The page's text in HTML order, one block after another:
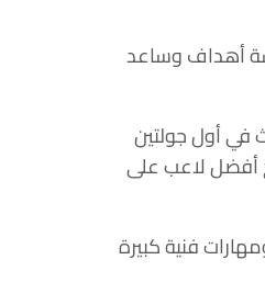
الايطالي في 2016 وأحرز له خمسة أهداف وساعد
في أول جولتين
أفضل لاعب على
فنية كبيرة